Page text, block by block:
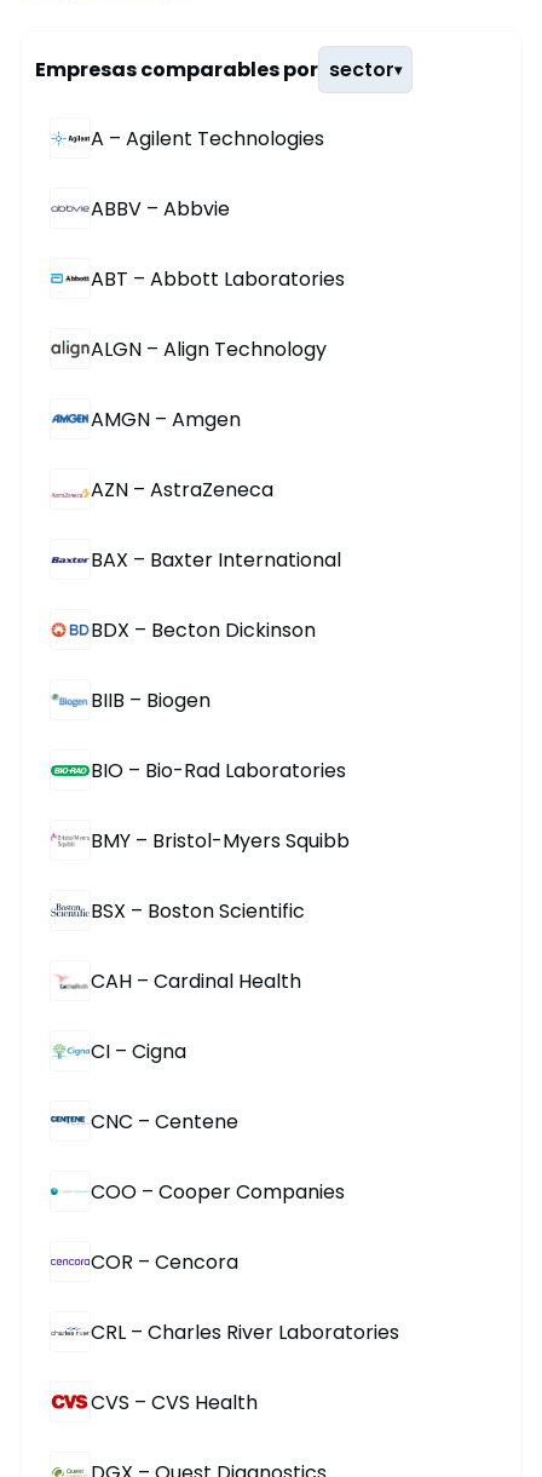
Empresas comparables por sector▾
A – Agilent Technologies
ABBV – Abbvie
ABT – Abbott Laboratories
ALGN – Align Technology
AMGN – Amgen
AZN – AstraZeneca
BAX – Baxter International
BDX – Becton Dickinson
BIIB – Biogen
BIO – Bio-Rad Laboratories
BMY – Bristol-Myers Squibb
BSX – Boston Scientific
CAH – Cardinal Health
CI – Cigna
CNC – Centene
COO – Cooper Companies
COR – Cencora
CRL – Charles River Laboratories
CVS – CVS Health